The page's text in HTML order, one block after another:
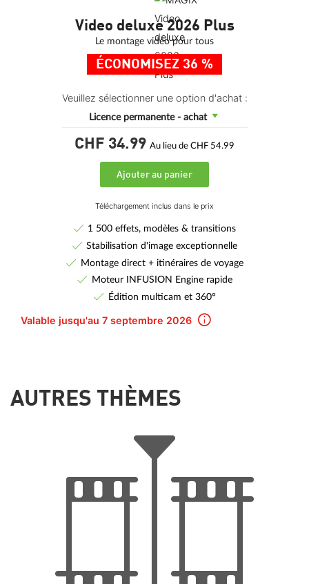
Video deluxe 2026 Plus
Le montage vidéo pour tous
ÉCONOMISEZ 36 %
Veuillez sélectionner une option d'achat :
Licence permanente - achat
CHF 34.99 Au lieu de CHF 54.99
Ajouter au panier
Téléchargement inclus dans le prix
1 500 effets, modèles & transitions
Stabilisation d'image exceptionnelle
Montage direct + itinéraires de voyage
Moteur INFUSION Engine rapide
Édition multicam et 360°
Valable jusqu'au 7 septembre 2026
AUTRES THÈMES